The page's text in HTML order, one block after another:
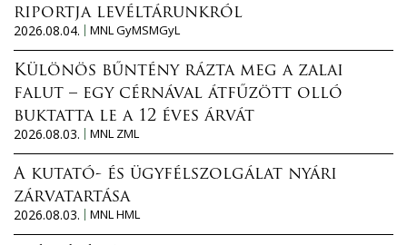
riportja levéltárunkról
2026.08.04.
MNL GyMSMGyL
Különös bűntény rázta meg a zalai
falut – egy cérnával átfűzött olló
buktatta le a 12 éves árvát
2026.08.03.
MNL ZML
A kutató- és ügyfélszolgálat nyári
zárvatartása
2026.08.03.
MNL HML